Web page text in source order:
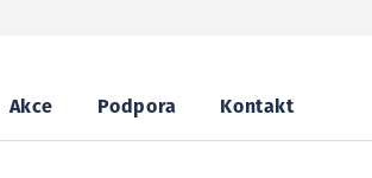
Akce Podpora Kontakt